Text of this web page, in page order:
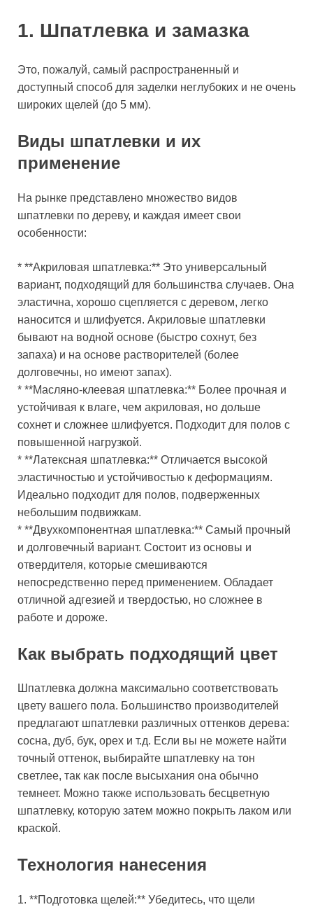
1. Шпатлевка и замазка
Это, пожалуй, самый распространенный и
доступный способ для заделки неглубоких и не очень
широких щелей (до 5 мм).
Виды шпатлевки и их
применение
На рынке представлено множество видов
шпатлевки по дереву, и каждая имеет свои
особенности:
* **Акриловая шпатлевка:** Это универсальный
вариант, подходящий для большинства случаев. Она
эластична, хорошо сцепляется с деревом, легко
наносится и шлифуется. Акриловые шпатлевки
бывают на водной основе (быстро сохнут, без
запаха) и на основе растворителей (более
долговечны, но имеют запах).
* **Масляно-клеевая шпатлевка:** Более прочная и
устойчивая к влаге, чем акриловая, но дольше
сохнет и сложнее шлифуется. Подходит для полов с
повышенной нагрузкой.
* **Латексная шпатлевка:** Отличается высокой
эластичностью и устойчивостью к деформациям.
Идеально подходит для полов, подверженных
небольшим подвижкам.
* **Двухкомпонентная шпатлевка:** Самый прочный
и долговечный вариант. Состоит из основы и
отвердителя, которые смешиваются
непосредственно перед применением. Обладает
отличной адгезией и твердостью, но сложнее в
работе и дороже.
Как выбрать подходящий цвет
Шпатлевка должна максимально соответствовать
цвету вашего пола. Большинство производителей
предлагают шпатлевки различных оттенков дерева:
сосна, дуб, бук, орех и т.д. Если вы не можете найти
точный оттенок, выбирайте шпатлевку на тон
светлее, так как после высыхания она обычно
темнеет. Можно также использовать бесцветную
шпатлевку, которую затем можно покрыть лаком или
краской.
Технология нанесения
1. **Подготовка щелей:** Убедитесь, что щели